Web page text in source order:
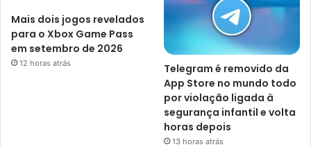
Mais dois jogos revelados
para o Xbox Game Pass
em setembro de 2026
12 horas atrás
Telegram é removido da
App Store no mundo todo
por violação ligada à
segurança infantil e volta
horas depois
13 horas atrás